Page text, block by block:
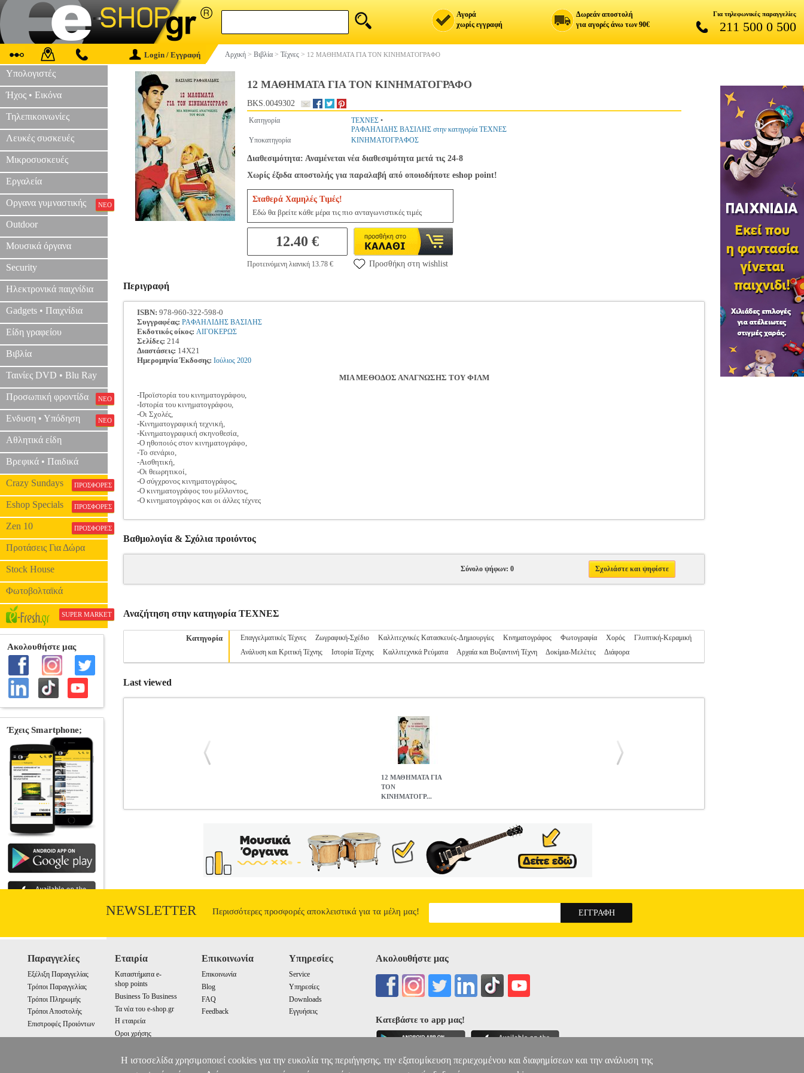
Αγορά
χωρίς εγγραφή
Δωρεάν αποστολή
για αγορές άνω των 90€
Για τηλεφωνικές παραγγελίες
211 500 0 500
Login / Εγγραφή Αρχική > Βιβλία > Τέχνες > 12 ΜΑΘΗΜΑΤΑ ΓΙΑ ΤΟΝ ΚΙΝΗΜΑΤΟΓΡΑΦΟ
Υπολογιστές
Ήχος • Εικόνα
Τηλεπικοινωνίες
Λευκές συσκευές
Μικροσυσκευές
Εργαλεία
Οργανα γυμναστικής ΝΕΟ
Outdoor
Μουσικά όργανα
Security
Ηλεκτρονικά παιχνίδια
Gadgets • Παιχνίδια
Είδη γραφείου
Βιβλία
Ταινίες DVD • Blu Ray
Προσωπική φροντίδα ΝΕΟ
Ενδυση • Υπόδηση ΝΕΟ
Αθλητικά είδη
Βρεφικά • Παιδικά
Crazy Sundays ΠΡΟΣΦΟΡΕΣ
Eshop Specials ΠΡΟΣΦΟΡΕΣ
Zen 10 ΠΡΟΣΦΟΡΕΣ
Προτάσεις Για Δώρα
Stock House
Φωτοβολταϊκά
SUPER MARKET
12 ΜΑΘΗΜΑΤΑ ΓΙΑ ΤΟΝ ΚΙΝΗΜΑΤΟΓΡΑΦΟ
BKS.0049302
Κατηγορία ΤΕΧΝΕΣ •
ΡΑΦΑΗΛΙΔΗΣ ΒΑΣΙΛΗΣ στην κατηγορία ΤΕΧΝΕΣ
Υποκατηγορία
ΚΙΝΗΜΑΤΟΓΡΑΦΟΣ
Διαθεσιμότητα: Αναμένεται νέα διαθεσιμότητα μετά τις 24-8
Χωρίς έξοδα αποστολής για παραλαβή από οποιοδήποτε eshop point!
Σταθερά Χαμηλές Τιμές!
Εδώ θα βρείτε κάθε μέρα τις πιο ανταγωνιστικές τιμές
12.40 €
Προτεινόμενη λιανική 13.78 € Προσθήκη στη wishlist
Περιγραφή
ISBN: 978-960-322-598-0
Συγγραφέας: ΡΑΦΑΗΛΙΔΗΣ ΒΑΣΙΛΗΣ
Εκδοτικός οίκος: ΑΙΓΟΚΕΡΩΣ
Σελίδες: 214
Διαστάσεις: 14Χ21
Ημερομηνία Έκδοσης: Ιούλιος 2020
ΜΙΑ ΜΕΘΟΔΟΣ ΑΝΑΓΝΩΣΗΣ ΤΟΥ ΦΙΛΜ
-Προϊστορία του κινηματογράφου,
-Ιστορία του κινηματογράφου,
-Οι Σχολές,
-Κινηματογραφική τεχνική,
-Κινηματογραφική σκηνοθεσία,
-Ο ηθοποιός στον κινηματογράφο,
-Το σενάριο,
-Αισθητική,
-Οι θεωρητικοί,
-Ο σύγχρονος κινηματογράφος,
-Ο κινηματογράφος του μέλλοντος,
-Ο κινηματογράφος και οι άλλες τέχνες
Βαθμολογία & Σχόλια προιόντος
Σύνολο ψήφων: 0 Σχολιάστε και ψηφίστε
Αναζήτηση στην κατηγορία ΤΕΧΝΕΣ
Κατηγορία Επαγγελματικές Τέχνες Ζωγραφική-Σχέδιο Καλλιτεχνικές Κατασκευές-Δημιουργίες Κινηματογράφος Φωτογραφία Χορός
Γλυπτική-Κεραμική
Ανάλυση και Κριτική Τέχνης
Ιστορία Τέχνης Καλλιτεχνικά Ρεύματα Αρχαία και Βυζαντινή Τέχνη Δοκίμια-Μελέτες Διάφορα
Last viewed
12 ΜΑΘΗΜΑΤΑ ΓΙΑ
ΤΟΝ
ΚΙΝΗΜΑΤΟΓΡ...
ΤΕΧΝΕΣ •ΡΑΦΑΗΛΙΔΗΣ ΒΑΣΙΛΗΣ στην κατηγορία ΤΕΧΝΕΣ ISBN: 978-960-322-598-0 Συγγραφέας: ΡΑΦΑΗΛΙΔΗΣ ΒΑΣΙΛΗΣ Εκδοτικός οίκος:
ΑΙΓΟΚΕΡΩΣ Σελίδες: 214 Διαστάσεις: 14Χ21 Ημερομηνία Έκδοσης: Ιούλιος 2020 ΜΙΑ ΜΕΘΟΔΟΣ ΑΝΑΓΝΩΣΗΣ ΤΟΥ ΦΙΛΜ -Προϊστορία του
κινηματογράφου, -Ιστορία του κινηματογράφου, -Οι Σχολές, -Κινηματογραφική τεχνική, -Κινηματογραφική σκηνοθεσία, -Ο ηθοποιός στον κινηματογράφο, -Το
σενάριο, -Αισθητική, -Οι θεωρητικοί, -Ο σύγχρονος κινηματογράφος, -Ο κινηματογράφος του μέλλοντος, -Ο κινηματογράφος και οι άλλες τέχνες
ΜΑΘΗΜΑΤΑ ΓΙΑ ΤΟΝ ΚΙΝΗΜΑΤΟΓΡΑΦΟ
NEWSLETTER Περισσότερες προσφορές αποκλειστικά για τα μέλη μας!
Παραγγελίες
Εξέλιξη Παραγγελίας
Τρόποι Παραγγελίας
Τρόποι Πληρωμής
Τρόποι Αποστολής
Επιστροφές Προιόντων
Εταιρία
Καταστήματα e-
shop points
Business To Business
Τα νέα του e-shop.gr
Η εταιρεία
Οροι χρήσης
Επικοινωνία
Επικοινωνία
Blog
FAQ
Feedback
Υπηρεσίες
Service
Υπηρεσίες
Downloads
Εγγυήσεις
Ακολουθήστε μας
Κατεβάστε το app μας!
Η ιστοσελίδα χρησιμοποιεί cookies για την ευκολία της περιήγησης, την εξατομίκευση περιεχομένου και διαφημίσεων και την ανάλυση της